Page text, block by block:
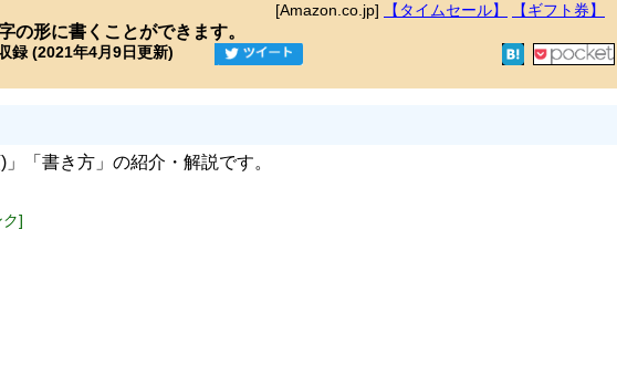
[Amazon.co.jp] 【タイムセール】 【ギフト券】
の形に書くことができます。
録 (2021年4月9日更新)
「書き方」の紹介・解説です。
]